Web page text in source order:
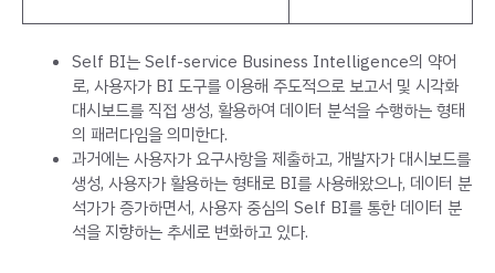
Self BI는 Self-service Business Intelligence의 약어
로, 사용자가 BI 도구를 이용해 주도적으로 보고서 및 시각화
대시보드를 직접 생성, 활용하여 데이터 분석을 수행하는 형태
의 패러다임을 의미한다.
과거에는 사용자가 요구사항을 제출하고, 개발자가 대시보드를
생성, 사용자가 활용하는 형태로 BI를 사용해왔으나, 데이터 분
석가가 증가하면서, 사용자 중심의 Self BI를 통한 데이터 분
석을 지향하는 추세로 변화하고 있다.